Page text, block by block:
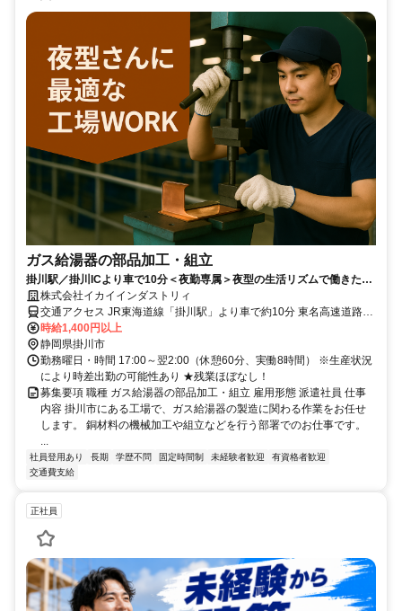
ガス給湯器の部品加工・組立
掛川駅／掛川ICより車で10分＜夜勤専属＞夜型の生活リズムで働きたい
方必見！土日休み／未経験OK
株式会社イカイインダストリィ
交通アクセス JR東海道線「掛川駅」より車で約10分 東名高速道路
「掛川IC」より車で約10分
時給1,400円以上
静岡県掛川市
勤務曜日・時間 17:00～翌2:00（休憩60分、実働8時間） ※生産状況
により時差出勤の可能性あり ★残業ほぼなし！
募集要項 職種 ガス給湯器の部品加工・組立 雇用形態 派遣社員 仕事
内容 掛川市にある工場で、ガス給湯器の製造に関わる作業をお任せ
します。 銅材料の機械加工や組立などを行う部署でのお仕事です。
社員登用あり 長期 学歴不問 固定時間制 未経験者歓迎
有資格者歓迎
交通費支給
正社員